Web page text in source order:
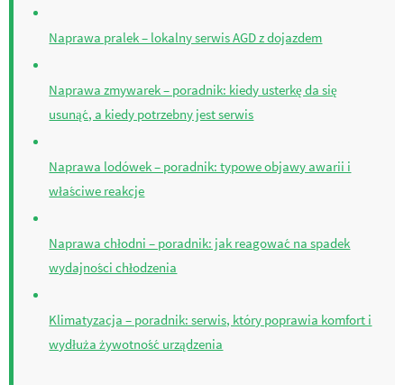
Naprawa pralek – lokalny serwis AGD z dojazdem
Naprawa zmywarek – poradnik: kiedy usterkę da się
usunąć, a kiedy potrzebny jest serwis
Naprawa lodówek – poradnik: typowe objawy awarii i
właściwe reakcje
Naprawa chłodni – poradnik: jak reagować na spadek
wydajności chłodzenia
Klimatyzacja – poradnik: serwis, który poprawia komfort i
wydłuża żywotność urządzenia